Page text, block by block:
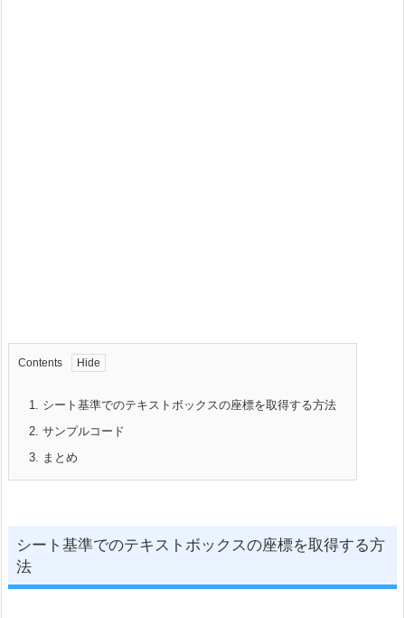
Contents
1.
シート基準でのテキストボックスの座標を取得する方法
2. サンプルコード
3.
まとめ
シート基準でのテキストボックスの座標を取得する方
法